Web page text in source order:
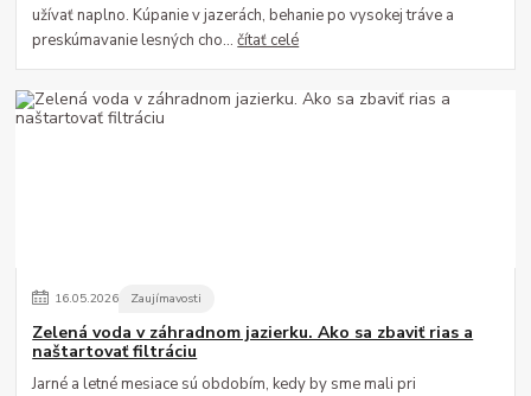
užívať naplno. Kúpanie v jazerách, behanie po vysokej tráve a
preskúmavanie lesných cho...čítať celé
16.05.2026 Zaujímavosti
Zelená voda v záhradnom jazierku. Ako sa zbaviť rias a
naštartovať filtráciu
Jarné a letné mesiace sú obdobím, kedy by sme mali pri